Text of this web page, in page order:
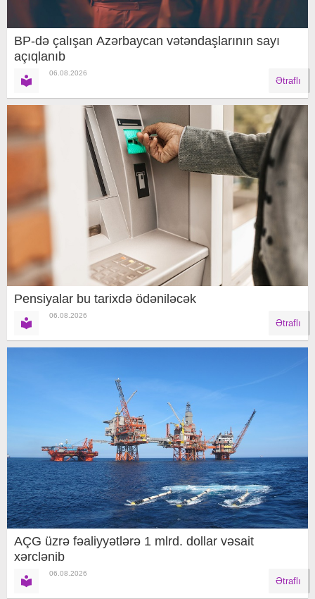
BP-də çalışan Azərbaycan vətəndaşlarının sayı
açıqlanıb
06.08.2026
Ətraflı
Pensiyalar bu tarixdə ödəniləcək
06.08.2026
Ətraflı
AÇG üzrə fəaliyyətlərə 1 mlrd. dollar vəsait
xərclənib
06.08.2026
Ətraflı